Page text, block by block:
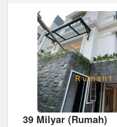
39 Milyar (Rumah)